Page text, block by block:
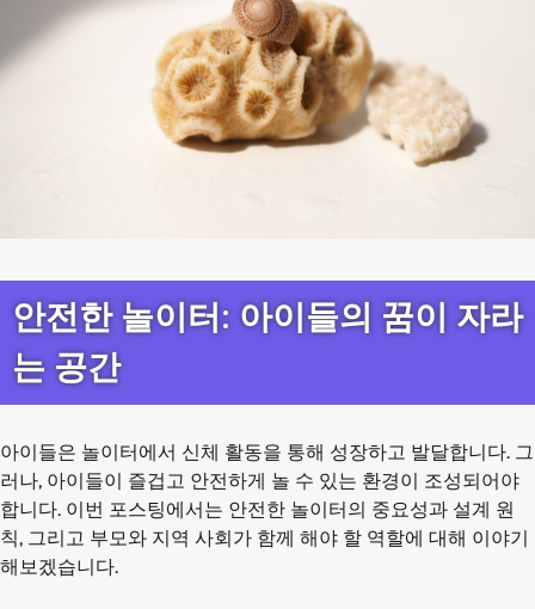
안전한 놀이터: 아이들의 꿈이 자라
는 공간
아이들은 놀이터에서 신체 활동을 통해 성장하고 발달합니다. 그
러나, 아이들이 즐겁고 안전하게 놀 수 있는 환경이 조성되어야
합니다. 이번 포스팅에서는 안전한 놀이터의 중요성과 설계 원
칙, 그리고 부모와 지역 사회가 함께 해야 할 역할에 대해 이야기
해보겠습니다.